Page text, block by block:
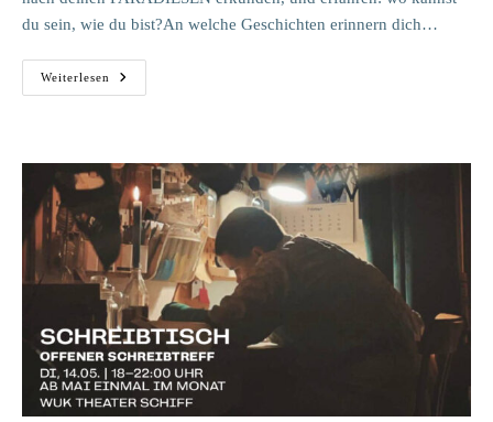
du sein, wie du bist?An welche Geschichten erinnern dich…
Weiterlesen
ENTER
THE